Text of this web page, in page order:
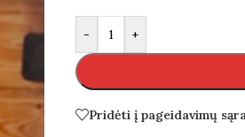
- +
Pridėti į pageidavimų